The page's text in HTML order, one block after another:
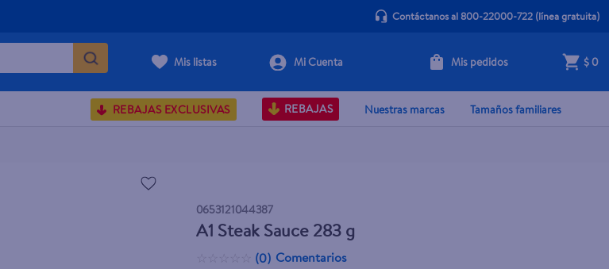
Contáctanos al 800-22000-722(línea gratuita)
Mis listas Mis pedidos $ 0
REBAJAS EXCLUSIVAS REBAJAS Nuestras marcas Tamaños familiares
0653121044387
A1 Steak Sauce 283 g
(0) Comentarios
Agotado